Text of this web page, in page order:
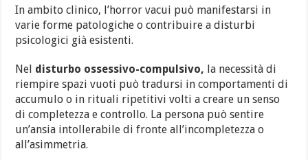
In ambito clinico, l’horror vacui può manifestarsi in
varie forme patologiche o contribuire a disturbi
psicologici già esistenti.
Nel disturbo ossessivo-compulsivo, la necessità di
riempire spazi vuoti può tradursi in comportamenti di
accumulo o in rituali ripetitivi volti a creare un senso
di completezza e controllo. La persona può sentire
un’ansia intollerabile di fronte all’incompletezza o
all’asimmetria.